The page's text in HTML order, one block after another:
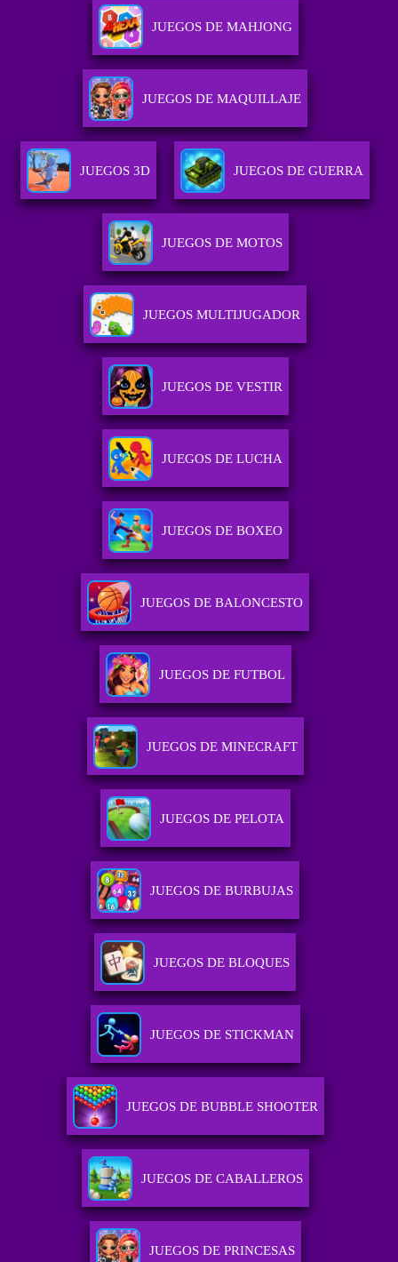
JUEGOS DE MAHJONG
JUEGOS DE MAQUILLAJE
JUEGOS 3D JUEGOS DE GUERRA
JUEGOS DE MOTOS
JUEGOS MULTIJUGADOR
JUEGOS DE VESTIR
JUEGOS DE LUCHA
JUEGOS DE BOXEO
JUEGOS DE BALONCESTO
JUEGOS DE FUTBOL
JUEGOS DE MINECRAFT
JUEGOS DE PELOTA
JUEGOS DE BURBUJAS
JUEGOS DE BLOQUES
JUEGOS DE STICKMAN
JUEGOS DE BUBBLE SHOOTER
JUEGOS DE CABALLEROS
JUEGOS DE PRINCESAS